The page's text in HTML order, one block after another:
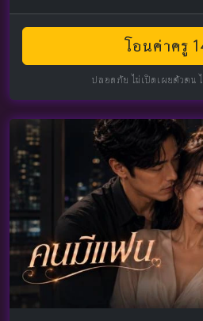
โอนค่าครู
ปลอดภัย ไม่เปิดเผยตัวตน